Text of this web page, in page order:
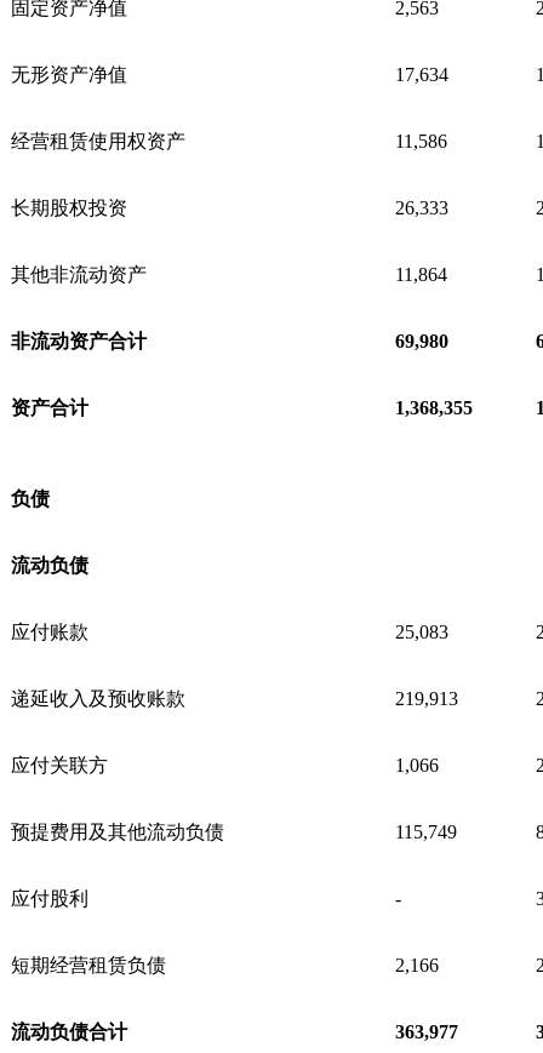
固定资产净值 2,563
无形资产净值 17,634
经营租赁使用权资产 11,586
长期股权投资 26,333
其他非流动资产 11,864
非流动资产合计 69,980
资产合计 1,368,355
负债
流动负债
应付账款 25,083
递延收入及预收账款 219,913
应付关联方 1,066
预提费用及其他流动负债 115,749
应付股利 -
短期经营租赁负债 2,166
流动负债合计 363,977